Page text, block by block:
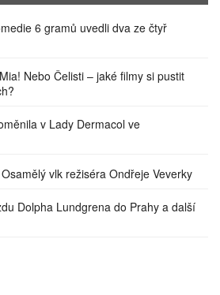
6 gramů uvedli dva ze čtyř
Nebo Čelisti – jaké filmy si pustit
v Lady Dermacol ve
vlk režiséra Ondřeje Veverky
Dolpha Lundgrena do Prahy a další